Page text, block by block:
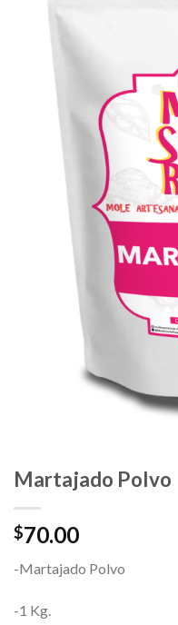
Martajado Polvo
$70.00
-Martajado Polvo
-1 Kg.